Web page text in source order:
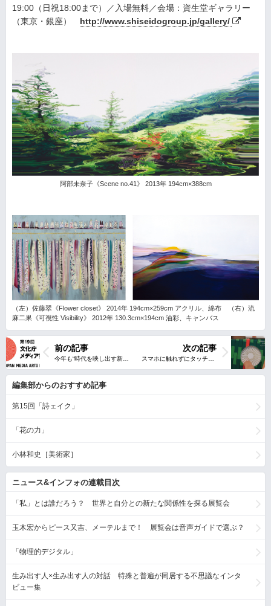
19:00（日祝18:00まで）／入場無料／会場：資生堂ギャラリー
（東京・銀座） http://www.shiseidogroup.jp/gallery/
阿部未奈子《Scene no.41》 2013年 194cm×388cm
（左）佐藤翠《Flower closet》 2014年 194cm×259cm アクリル、綿布 （右）流
麻二果《可視性 Visibility》 2012年 130.3cm×194cm 油彩、キャンバス
次の記事
前の記事
編集部からのおすすめ記事
第15回「詩ェイク」
「花の力」
小林和史［美術家］
ニュース&インフォの連載目次
「私」とは誰だろう？ 世界と自分との新たな関係性を探る展覧会
玉木宏からピース又吉、メーテルまで！ 展覧会は音声ガイドで選ぶ？
「物理的デジタル」
生み出す人×生み出す人の対話 特殊と普遍が同居する不思議なインタ
ビュー集